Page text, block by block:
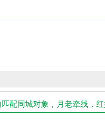
匹配同城对象，月老牵线，